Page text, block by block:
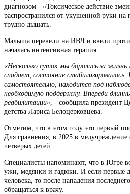
диагнозом - «Токсическое действие
распространился от укушенной руки на
трудно дышать.
Малыша перевели на ИВЛ и ввели
началась интенсивная терапия.
«Несколько суток мы боролись за
спадает, состояние
самостоятельно, находится под
необходимую поддержку. Впереди
реабилитации» , - сообщила президент
детства Лариса Белоцерковцева.
Отметим, что в этом году это первый
Для сравнения, в 2025 в медучреждение
четверых детей.
Специалисты напоминают, что в Югре
ужи, медянки и гадюки. И если первые
человека, то после нападения
обращаться к врачу.